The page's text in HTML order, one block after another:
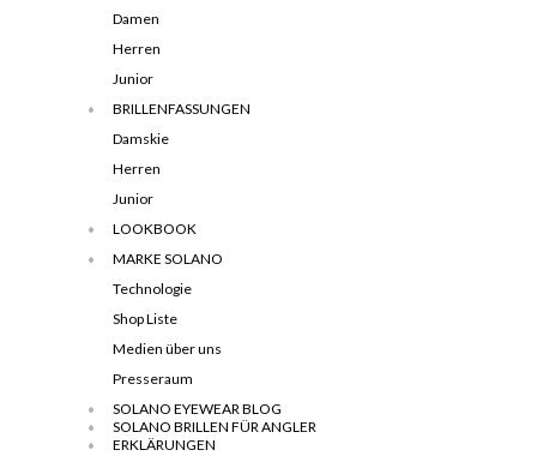
Damen
Herren
Junior
BRILLENFASSUNGEN
Damskie
Herren
Junior
LOOKBOOK
MARKE SOLANO
Technologie
Shop Liste
Medien über uns
Presseraum
SOLANO EYEWEAR BLOG
SOLANO BRILLEN FÜR ANGLER
ERKLÄRUNGEN